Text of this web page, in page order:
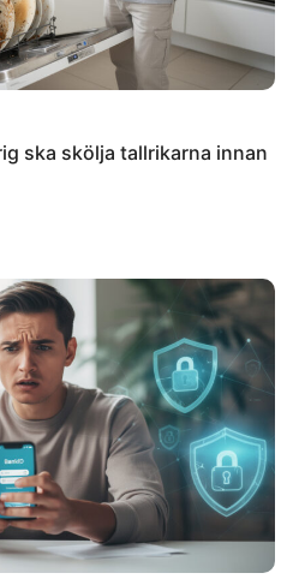
ska skölja tallrikarna innan